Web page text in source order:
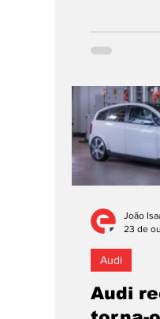
estratégia
recorda-se,
mais bem-
fabricante
europeu,
carros
renovação
no interior,
eficiência
progres
Audi
Audi
João
23 de